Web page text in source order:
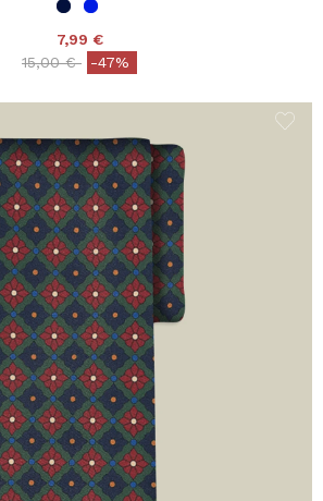
7,99 €
Price reduced from
15,00 €to-47%